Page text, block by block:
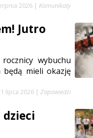
2026 | Komunikaty
Jutro
wybuchu
będą mieli okazję
lipca 2026 | Zapowiedzi